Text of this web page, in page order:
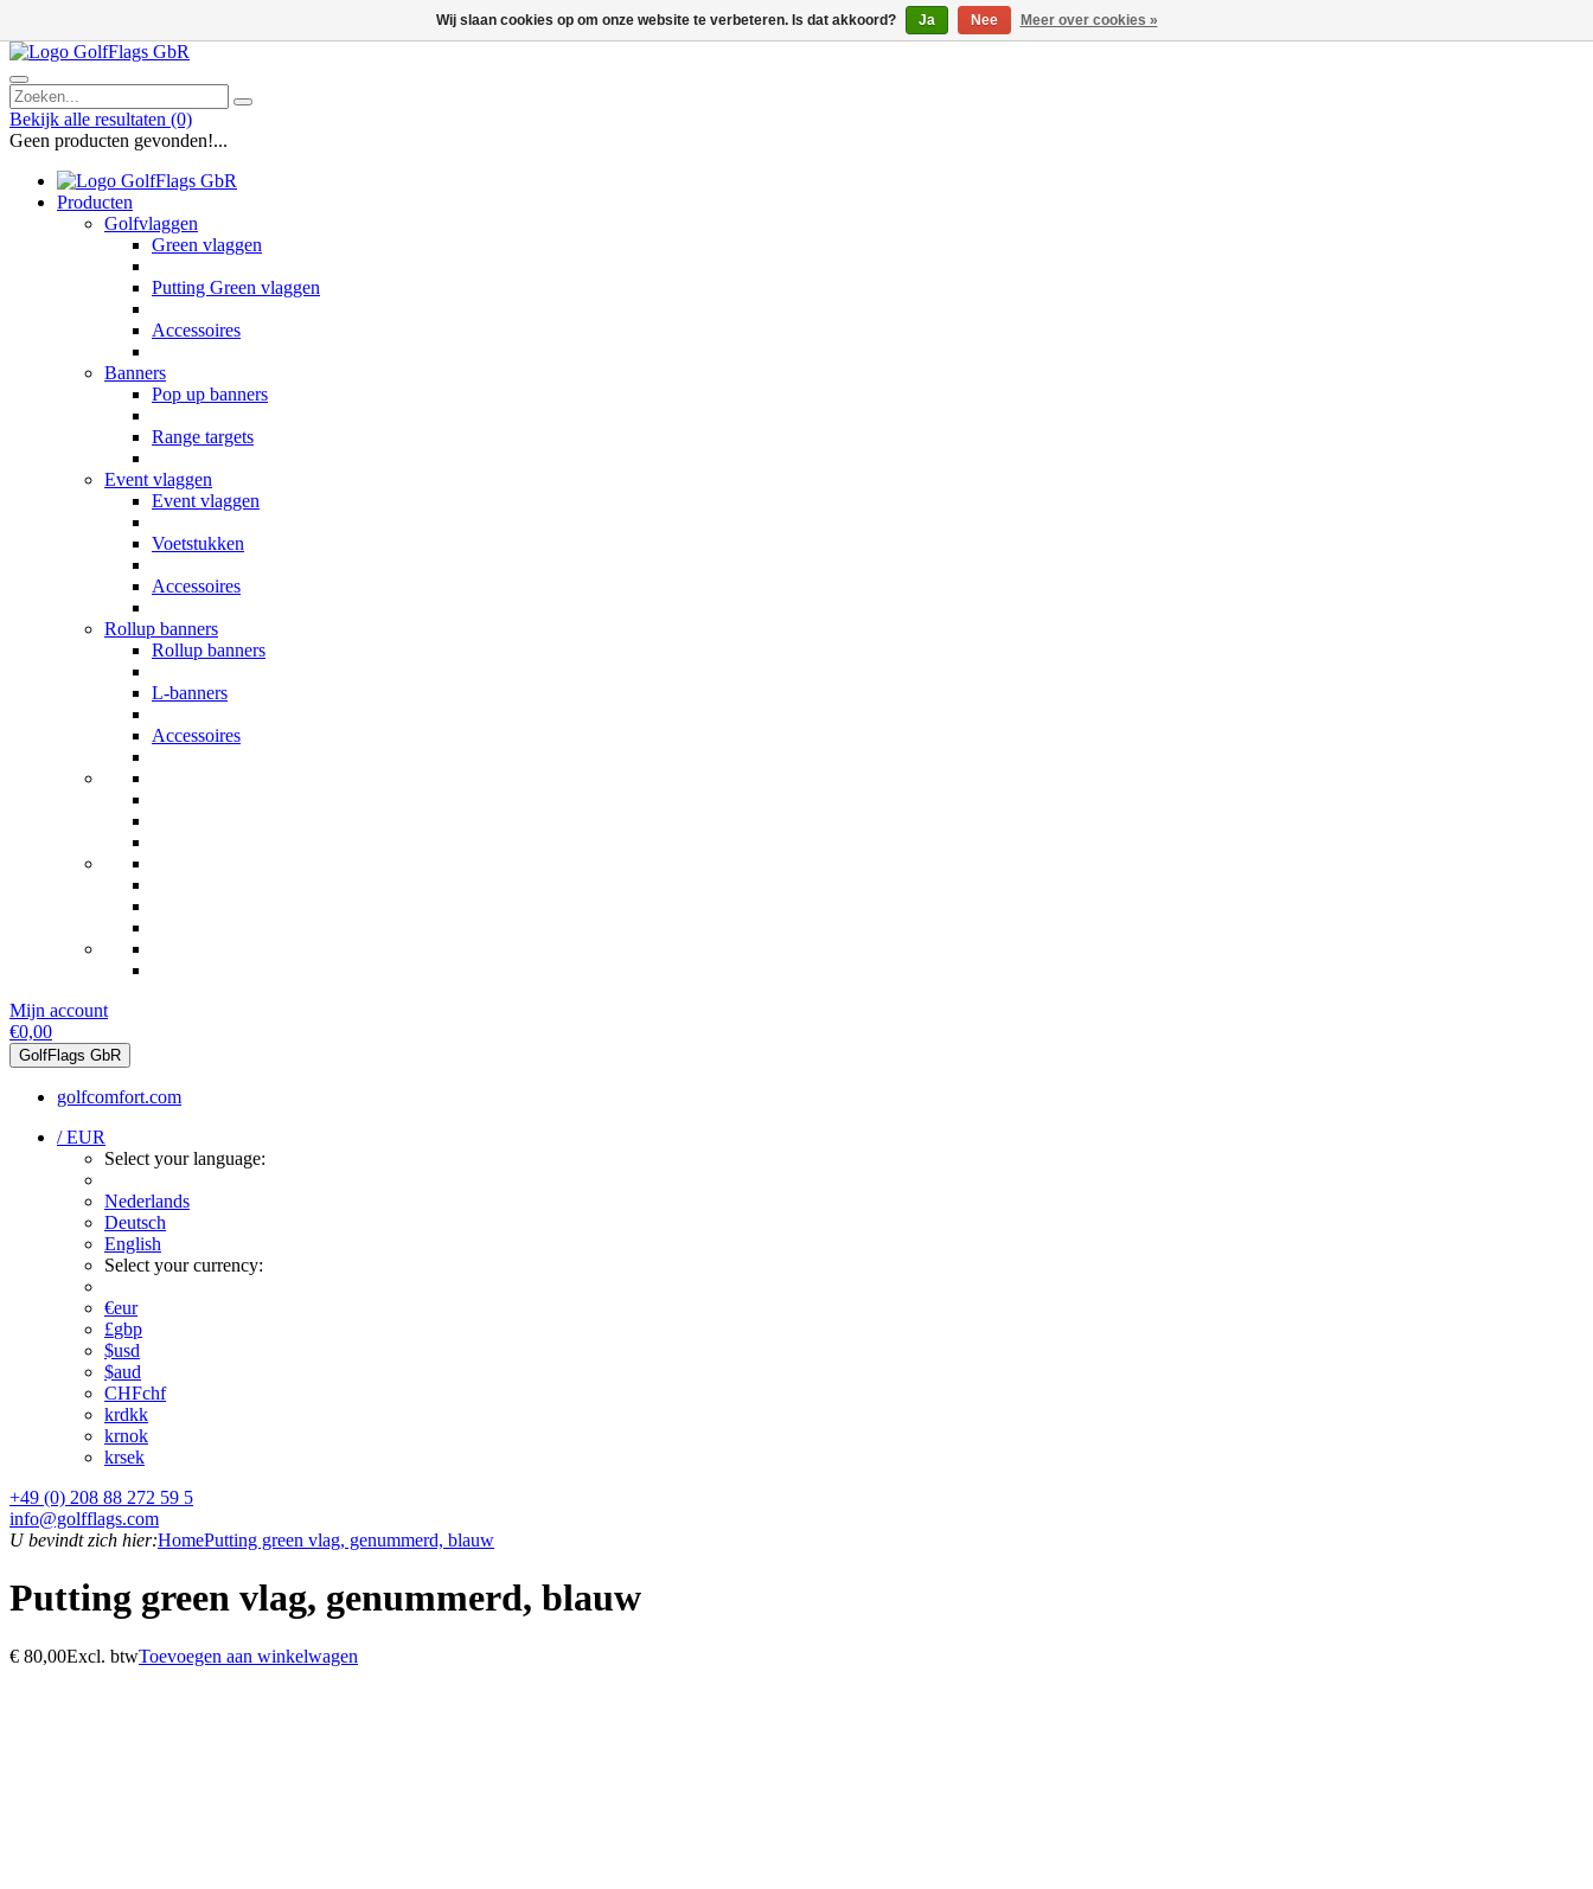
Bekijk alle resultaten (0)
Geen producten gevonden!...
Producten
Golfvlaggen
Green vlaggen
Putting Green vlaggen
Accessoires
Banners
Pop up banners
Range targets
Event vlaggen
Event vlaggen
Voetstukken
Accessoires
Rollup banners
Rollup banners
L-banners
Accessoires
Mijn account
€0,00
GolfFlags GbR
golfcomfort.com
/ EUR
Select your language:
Nederlands
Deutsch
English
Select your currency:
€eur
£gbp
$usd
$aud
CHFchf
krdkk
krnok
krsek
+49 (0) 208 88 272 59 5
info@golfflags.com
U bevindt zich hier:HomePutting green vlag, genummerd, blauw
Putting green vlag, genummerd, blauw
€ 80,00Excl. btwToevoegen aan winkelwagen
Wij slaan cookies op om onze website te verbeteren. Is dat akkoord? Ja Nee Meer over cookies »